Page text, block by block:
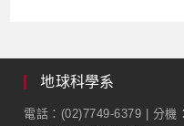
地球科學系
電話：(02)7749-6379 | 分機